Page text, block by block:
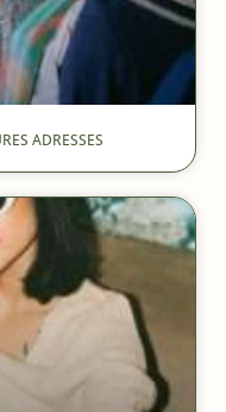
ADRESSES